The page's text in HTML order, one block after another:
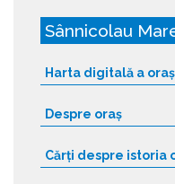
Sânnicolau
Harta digitală a
Despre oraș
Cărți despre istoria